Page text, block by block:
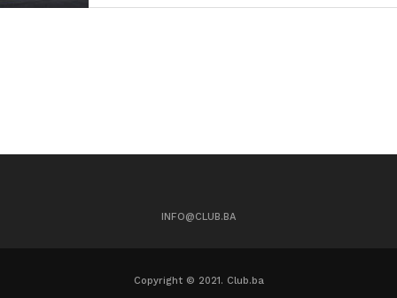
INFO@CLUB.BA
Copyright © 2021. Club.ba